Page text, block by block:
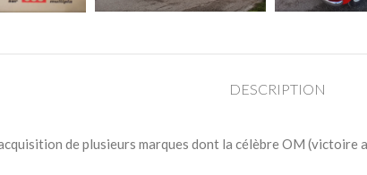
DESCRIPTION
de plusieurs marques dont la célèbre OM